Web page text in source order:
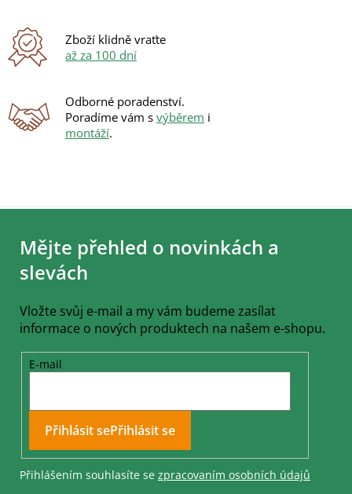
Zboží klidně vraťte
až za 100 dní
Odborné poradenství.
Poradíme vám s výběrem i
montáží.
Z
Mějte přehled o novinkách a
slevách
Vložte svůj e-mail a my vám budeme zasílat
informace o nových produktech na našem e-shopu.
E-mail
Přihlásit se
Přihlášením souhlasíte se zpracovaním osobních údajů